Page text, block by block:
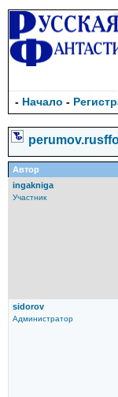
- Начало -
Автор
ingakniga
Участник
sidorov
Администратор